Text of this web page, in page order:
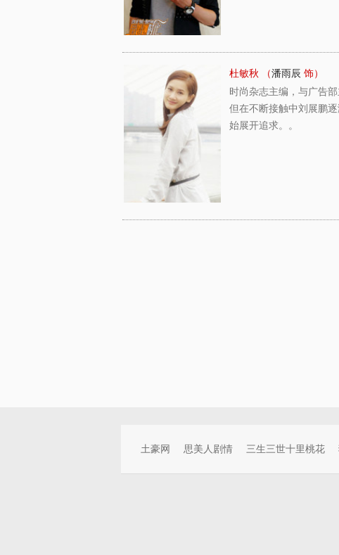
杜敏秋 （潘雨辰 饰）
时尚杂志主编，与广告
但在不断接触中刘展鹏
始展开追求。。
土豪网 思美人剧情 三生三世十里桃花